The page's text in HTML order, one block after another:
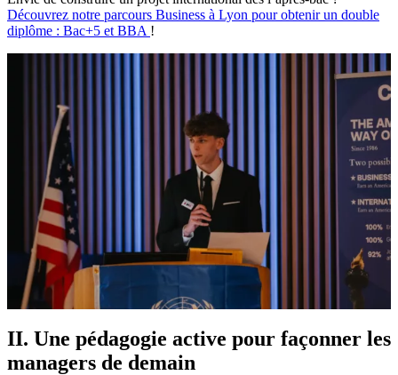
Découvrez notre parcours Business à Lyon pour obtenir un double
diplôme : Bac+5 et BBA !
II. Une pédagogie active pour façonner les
managers de demain